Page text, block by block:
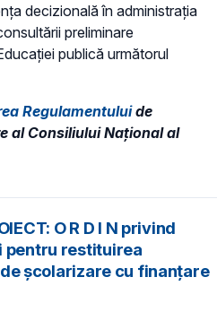
decizională în administraţia
preliminare
publică următorul
Regulamentuluide
al Consiliului Naţional al
O R D I N privind
pentru restituirea
școlarizare cu finanțare